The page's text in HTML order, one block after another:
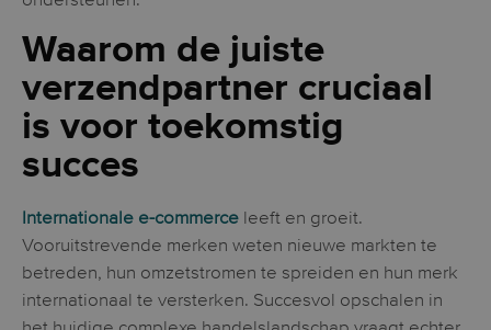
Waarom de juiste
verzendpartner cruciaal
is voor toekomstig
succes
Internationale e-commerce leeft en groeit.
Vooruitstrevende merken weten nieuwe markten te
betreden, hun omzetstromen te spreiden en hun merk
internationaal te versterken. Succesvol opschalen in